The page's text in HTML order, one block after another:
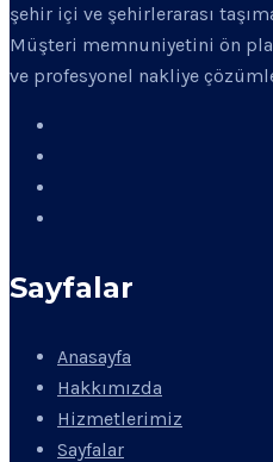
şehir içi ve şehirlerarası
Müşteri memnuniyetini ön
ve profesyonel nakliye
Sayfalar
Anasayfa
Hakkımızda
Hizmetlerimiz
Sayfalar